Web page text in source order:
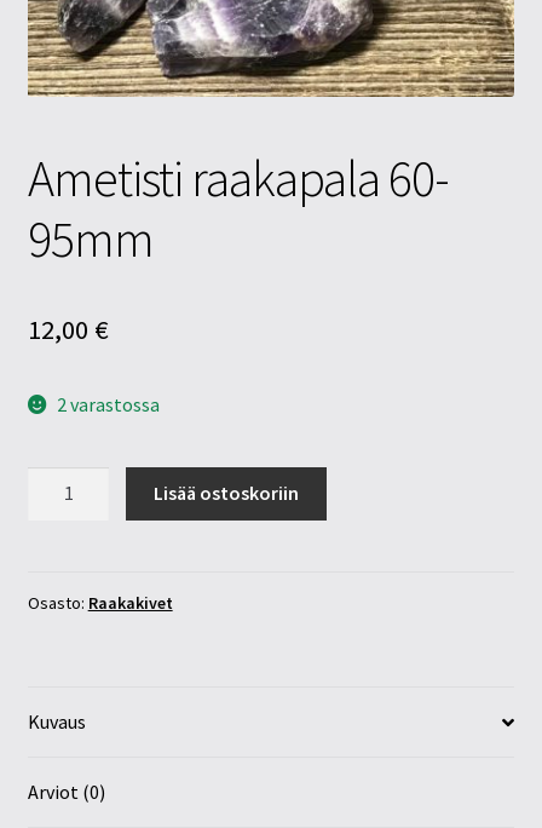
Tietosuojaseloste
Tuotteet
Ametisti raakapala 60-
95mm
12,00 €
2 varastossa
määrä
Lisää ostoskoriin
Osasto: Raakakivet
Kuvaus
Arviot (0)